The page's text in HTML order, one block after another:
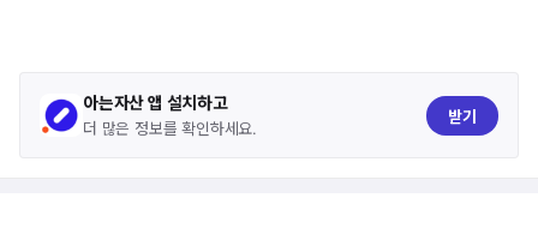
아는자산 앱 설치하고
더 많은 정보를 확인하세요.
받기